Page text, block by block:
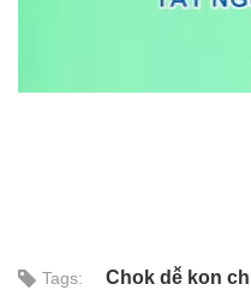
Tags:
Chok dê̆ kon